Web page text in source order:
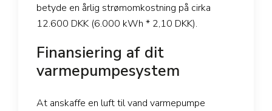
betyde en årlig strømomkostning på cirka
12.600 DKK (6.000 kWh * 2,10 DKK).
Finansiering af dit
varmepumpesystem
At anskaffe en luft til vand varmepumpe